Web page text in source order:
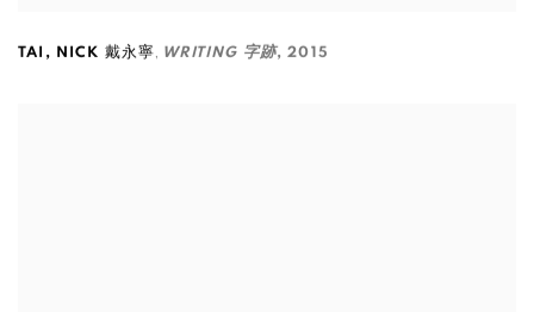
TAI , NICK 戴永寧 WRITING 字跡,2015